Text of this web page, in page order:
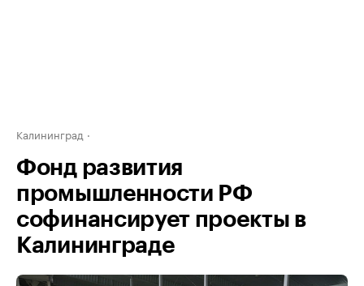
Калининград
Фонд развития
промышленности РФ
софинансирует проекты в
Калининграде